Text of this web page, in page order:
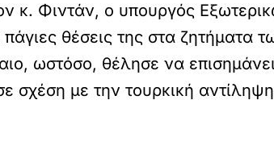
κ. Φιντάν, ο υπουργός
πάγιες θέσεις της στα
ωστόσο, θέλησε να
σχέση με την τουρκική